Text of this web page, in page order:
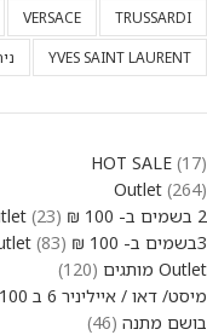
TRUSSARDI
VERSACE
YVES SAINT LAURENT
HOT SALE 17
Outlet 264
2 בשמים ב- 100 ₪ Outlet
23
3בשמים ב- 100 ₪ outlet
83
Outlet מותגים
120
מיסט/ דאו / אייליניר 6 ב 100
בושם מתנה 46